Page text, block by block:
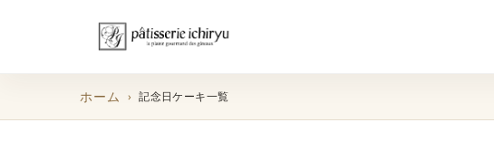
ホーム 記念日ケーキ一覧